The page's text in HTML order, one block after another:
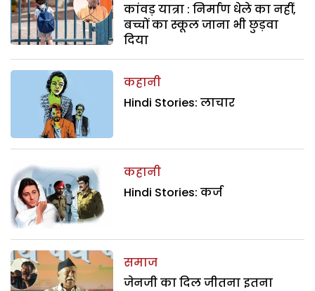
कांवड़ यात्रा : निर्माण धेले का नहीं,
बच्चों का स्कूल जाना भी छुड़वा
दिया
कहानी
Hindi Stories: लाचार
कहानी
Hindi Stories: कर्ज
समाज
जेनजी का दिल जीतना इतना